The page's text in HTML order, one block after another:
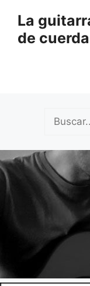
contenido
La
de